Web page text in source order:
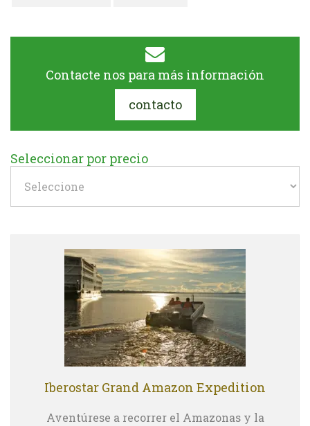
Contacte nos para más información
contacto
Seleccionar por precio
Iberostar Grand Amazon Expedition
Aventúrese a recorrer el Amazonas y la